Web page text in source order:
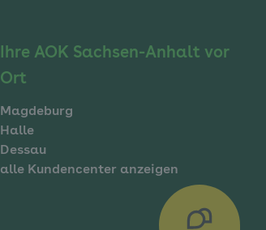
Ihre AOK Sachsen-Anhalt vor
Ort
Magdeburg
Halle
Dessau
alle Kundencenter anzeigen